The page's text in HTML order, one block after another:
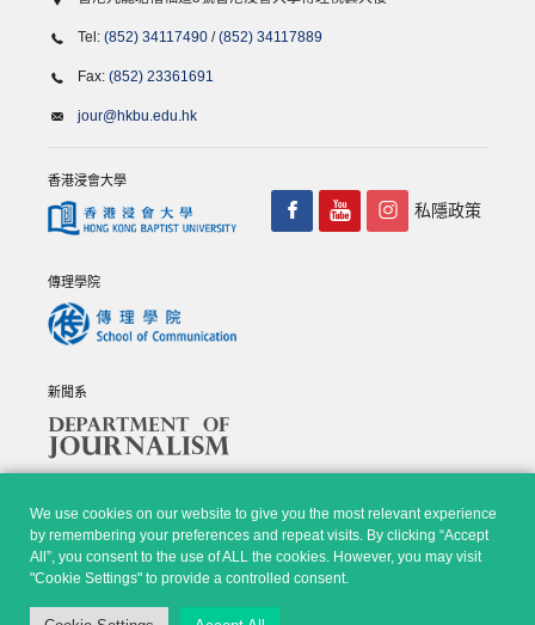
We use cookies on our website to give you the most relevant experience
by remembering your preferences and repeat visits. By clicking “Accept
All”, you consent to the use of ALL the cookies. However, you may visit
"Cookie Settings" to provide a controlled consent.
Tel: (852) 34117490 /(852) 34117889
Fax: (852) 23361691
jour@hkbu.edu.hk
香港浸會大學
傳理學院
新聞系
私隱政策
© Copyright 2026 - 香港浸會大學傳理學院, 新聞系 |Privacy
Policy
|